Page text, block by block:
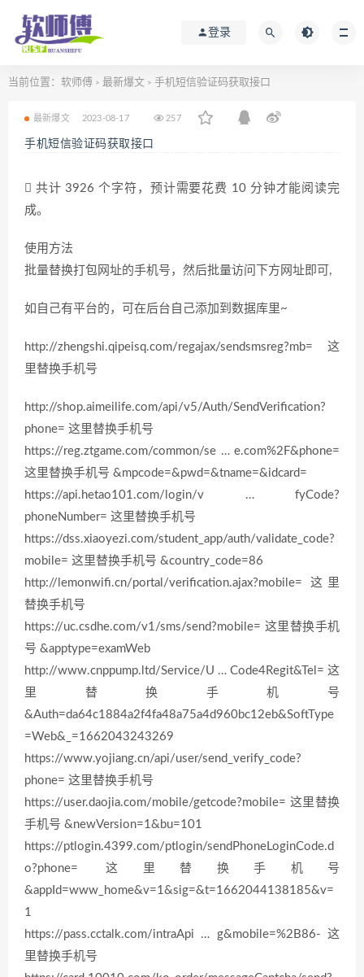
登录
当前位置： 软师傅 > 最新爆文 > 手机短信验证码获取接口
最新爆文 2023-08-17 257
手机短信验证码获取接口
共计 3926 个字符，预计需要花费 10 分钟才能阅读完
成。
使用方法
批量替换打包网址的手机号，然后批量访问下方网址即可,
如自己有平台的，可在后台自己添加到数据库里~
http://zhengshi.qipeisq.com/regajax/sendsmsreg?mb= 这
里替换手机号
http://shop.aimeilife.com/api/v5/Auth/SendVerification?
phone= 这里替换手机号
https://reg.ztgame.com/common/se … e.com%2F&phone=
这里替换手机号 &mpcode=&pwd=&tname=&idcard=
https://api.hetao101.com/login/v … fyCode?
phoneNumber= 这里替换手机号
https://dss.xiaoyezi.com/student_app/auth/validate_code?
mobile= 这里替换手机号 &country_code=86
http://lemonwifi.cn/portal/verification.ajax?mobile= 这里
替换手机号
https://uc.csdhe.com/v1/sms/send?mobile= 这里替换手机
号 &apptype=examWeb
http://www.cnppump.ltd/Service/U … Code4Regit&Tel= 这
里替换手机号
&Auth=da64c1884a2f4fa48a75a4d960bc12eb&SoftType
=Web&_=1662043243269
https://www.yojiang.cn/api/user/send_verify_code?
phone= 这里替换手机号
https://user.daojia.com/mobile/getcode?mobile= 这里替换
手机号 &newVersion=1&bu=101
https://ptlogin.4399.com/ptlogin/sendPhoneLoginCode.d
o?phone= 这里替换手机号
&appId=www_home&v=1&sig=&t=1662044138185&v=
1
https://pass.cctalk.com/intraApi … g&mobile=%2B86- 这
里替换手机号